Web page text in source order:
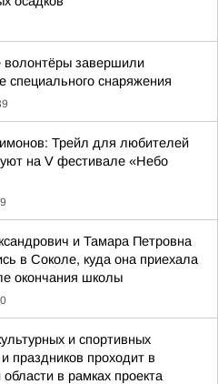
волонтёры завершили
специального снаряжения
Трейл для любителей
на V фестивале «Небо
и Тамара Петровна
в Соколе, куда она приехала
окончания школы
и спортивных
праздников проходит в
области в рамках проекта